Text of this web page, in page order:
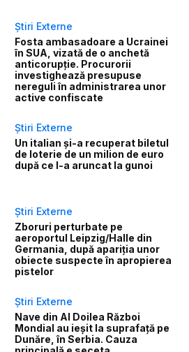
Știri Externe
Fosta ambasadoare a Ucrainei
în SUA, vizată de o anchetă
anticorupție. Procurorii
investighează presupuse
nereguli în administrarea unor
active confiscate
Știri Externe
Un italian și-a recuperat biletul
de loterie de un milion de euro
după ce l-a aruncat la gunoi
Știri Externe
Zboruri perturbate pe
aeroportul Leipzig/Halle din
Germania, după apariția unor
obiecte suspecte în apropierea
pistelor
Știri Externe
Nave din Al Doilea Război
Mondial au ieșit la suprafață pe
Dunăre, în Serbia. Cauza